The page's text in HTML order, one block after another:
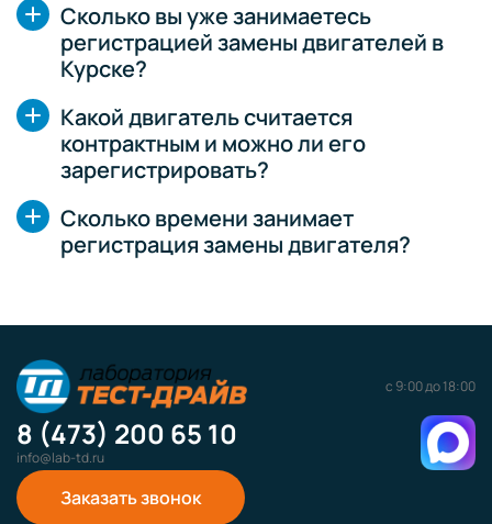
Сколько вы уже занимаетесь
регистрацией замены двигателей в
Курске?
Какой двигатель считается
контрактным и можно ли его
зарегистрировать?
Сколько времени занимает
регистрация замены двигателя?
с 9:00 до 18:00
8 (473) 200 65 10
info@lab-td.ru
Заказать звонок